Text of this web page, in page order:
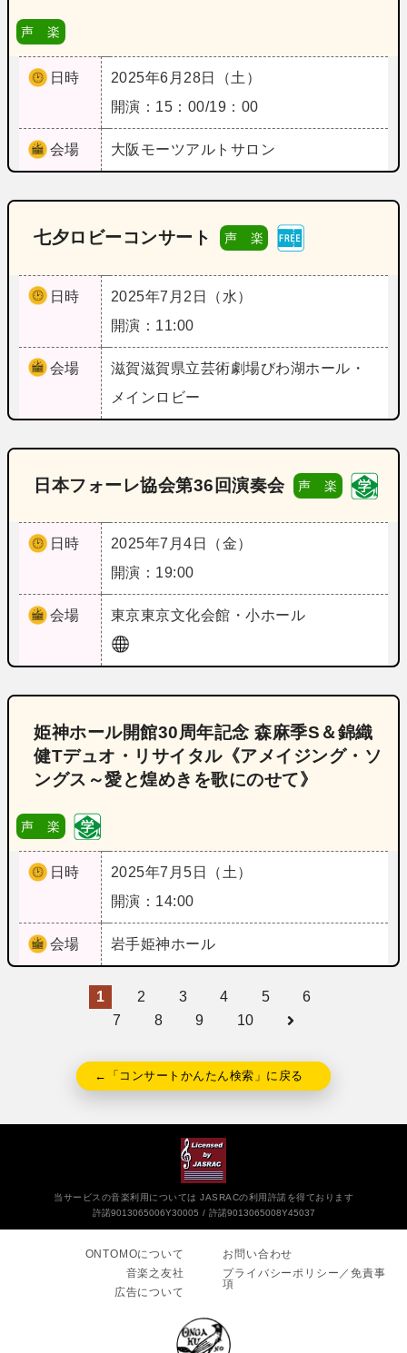
声 楽
日時
2025年6月28日（土）
開演：15：00/19：00
会場 大阪 モーツアルトサロン
七夕ロビーコンサート 声 楽
日時
2025年7月2日（水）
開演：11:00
会場 滋賀滋賀県立芸術劇場びわ湖ホール・
メインロビー
日本フォーレ協会第36回演奏会 声 楽
日時
2025年7月4日（金）
開演：19:00
会場 東京東京文化会館・小ホール
姫神ホール開館30周年記念 森麻季S＆錦織
健Tデュオ・リサイタル《アメイジング・ソ
ングス～愛と煌めきを歌にのせて》
声 楽
日時
2025年7月5日（土）
開演：14:00
会場 岩手姫神ホール
1 2 3 4 5
6
7
8 9 10
←「コンサートかんたん検索」に戻る
当サービスの音楽利用については JASRACの利用許諾を得ております
許諾9013065006Y30005
許諾9013065008Y45037
ONTOMOについて
音楽之友社
広告について
お問い合わせ
プライバシーポリシー／免責事
項